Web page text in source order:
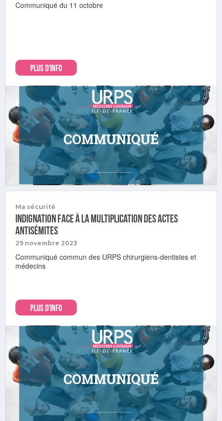
Communiqué du 11 octobre
PLUS D'INFO
Ma sécurité
Indignation face à la multiplication des actes
antisémites
29 novembre 2023
Communiqué commun des URPS chirurgiens-dentistes et
médecins
PLUS D'INFO